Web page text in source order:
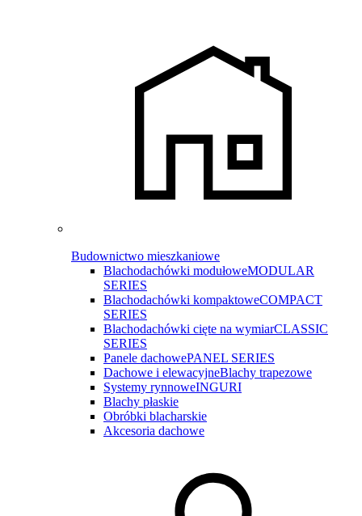
Budownictwo mieszkaniowe
Blachodachówki modułoweMODULAR
SERIES
Blachodachówki kompaktoweCOMPACT
SERIES
Blachodachówki cięte na wymiarCLASSIC
SERIES
Panele dachowePANEL SERIES
Dachowe i elewacyjneBlachy trapezowe
Systemy rynnoweINGURI
Blachy płaskie
Obróbki blacharskie
Akcesoria dachowe